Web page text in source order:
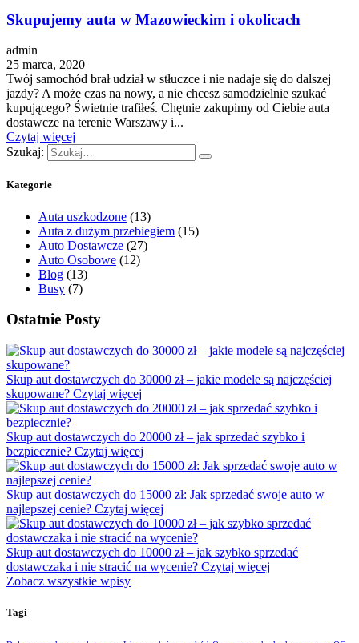
Skupujemy auta w Mazowieckim i okolicach
admin
25 marca, 2020
Twój samochód brał udział w stłuczce i nie nadaje się do dalszej
jazdy? A może czas na nowy, a nie chcesz samodzielnie szukać
kupującego? Świetnie trafiłeś. Chętnie zakupimy od Ciebie auta
dostawcze na terenie Warszawy i...
Czytaj więcej
Szukaj:
Kategorie
Auta uszkodzone (13)
Auta z dużym przebiegiem (15)
Auto Dostawcze (27)
Auto Osobowe (12)
Blog (13)
Busy (7)
Ostatnie Posty
Skup aut dostawczych do 30000 zł – jakie modele są najczęściej
skupowane? Czytaj więcej
Skup aut dostawczych do 20000 zł – jak sprzedać szybko i
bezpiecznie? Czytaj więcej
Skup aut dostawczych do 15000 zł: Jak sprzedać swoje auto w
najlepszej cenie? Czytaj więcej
Skup aut dostawczych do 10000 zł – jak szybko sprzedać
dostawczaka i nie stracić na wycenie? Czytaj więcej
Zobacz wszystkie wpisy
Tagi